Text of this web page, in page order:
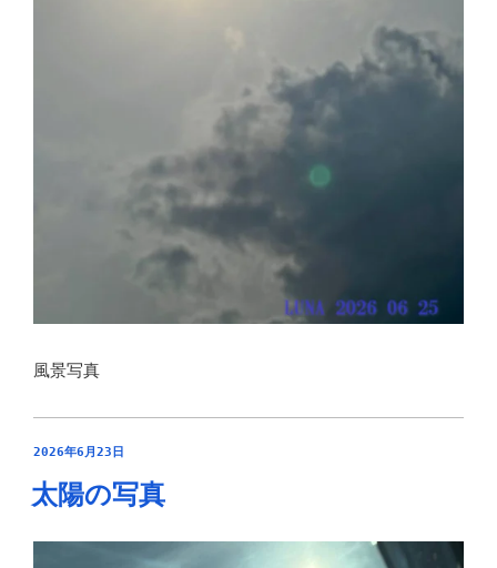
風景写真
投
日:
2026年6月23日
太陽の写真